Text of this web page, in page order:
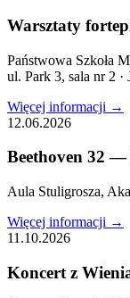
Warsztaty
Państwowa Szkoła
ul. Park 3, sala nr 2 ·
Więcej informacji →
12.06.2026
Beethoven 32 —
Aula Stuligrosza,
Więcej informacji →
11.10.2026
Koncert z